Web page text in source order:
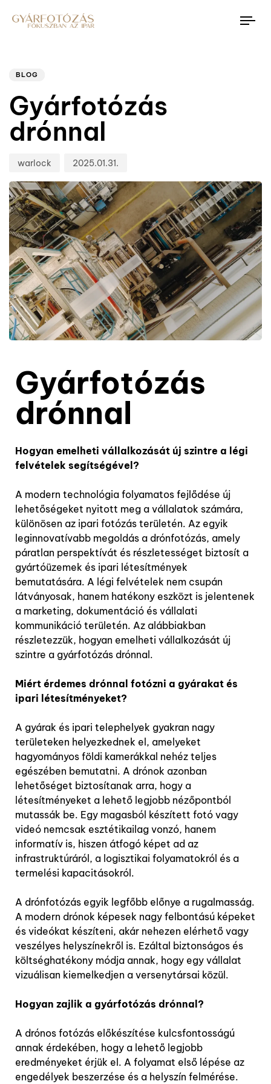
BLOG
Gyárfotózás
drónnal
warlock 2025.01.31.
Gyárfotózás
drónnal
Hogyan emelheti vállalkozását új szintre a légi
felvételek segítségével?
A modern technológia folyamatos fejlődése új
lehetőségeket nyitott meg a vállalatok számára,
különösen az ipari fotózás területén. Az egyik
leginnovatívabb megoldás a drónfotózás, amely
páratlan perspektívát és részletességet biztosít a
gyártóüzemek és ipari létesítmények
bemutatására. A légi felvételek nem csupán
látványosak, hanem hatékony eszközt is jelentenek
a marketing, dokumentáció és vállalati
kommunikáció területén. Az alábbiakban
részletezzük, hogyan emelheti vállalkozását új
szintre a gyárfotózás drónnal.
Miért érdemes drónnal fotózni a gyárakat és
ipari létesítményeket?
A gyárak és ipari telephelyek gyakran nagy
területeken helyezkednek el, amelyeket
hagyományos földi kamerákkal nehéz teljes
egészében bemutatni. A drónok azonban
lehetőséget biztosítanak arra, hogy a
létesítményeket a lehető legjobb nézőpontból
mutassák be. Egy magasból készített fotó vagy
videó nemcsak esztétikailag vonzó, hanem
informatív is, hiszen átfogó képet ad az
infrastruktúráról, a logisztikai folyamatokról és a
termelési kapacitásokról.
A drónfotózás egyik legfőbb előnye a rugalmasság.
A modern drónok képesek nagy felbontású képeket
és videókat készíteni, akár nehezen elérhető vagy
veszélyes helyszínekről is. Ezáltal biztonságos és
költséghatékony módja annak, hogy egy vállalat
vizuálisan kiemelkedjen a versenytársai közül.
Hogyan zajlik a gyárfotózás drónnal?
A drónos fotózás előkészítése kulcsfontosságú
annak érdekében, hogy a lehető legjobb
eredményeket érjük el. A folyamat első lépése az
engedélyek beszerzése és a helyszín felmérése.